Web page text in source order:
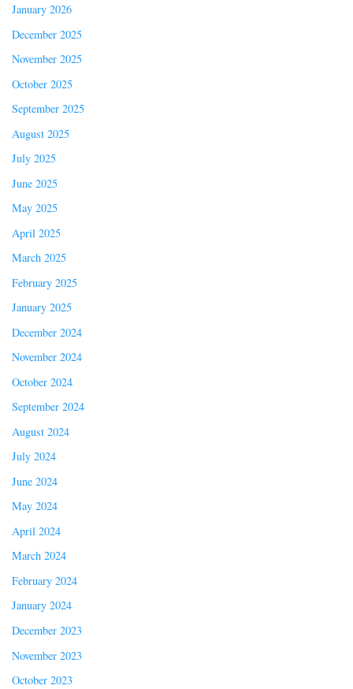
January 2026
December 2025
November 2025
October 2025
September 2025
August 2025
July 2025
June 2025
May 2025
April 2025
March 2025
February 2025
January 2025
December 2024
November 2024
October 2024
September 2024
August 2024
July 2024
June 2024
May 2024
April 2024
March 2024
February 2024
January 2024
December 2023
November 2023
October 2023